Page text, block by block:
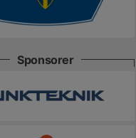
Sponsorer